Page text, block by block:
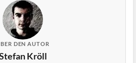
DEN AUTOR
Kröll